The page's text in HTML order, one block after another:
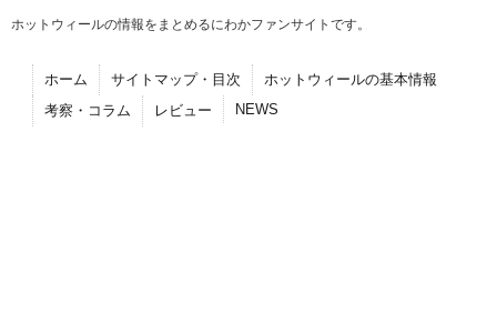
ホットウィールの情報をまとめるにわかファンサイトです。
ホーム サイトマップ・目次
ホットウィールの基本情報
考察・コラム
レビュー NEWS